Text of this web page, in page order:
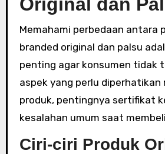
Memahami perbedaan antara
branded original dan palsu
penting agar konsumen tidak
aspek yang perlu
produk, pentingnya sertifikat
kesalahan umum saat
Ciri-ciri Produk